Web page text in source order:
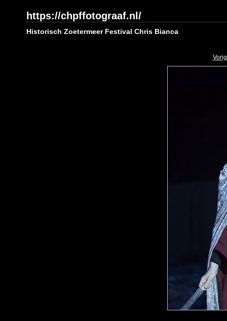
https://chpffotograaf.nl/
Historisch Zoetermeer Festival Chris Bianca